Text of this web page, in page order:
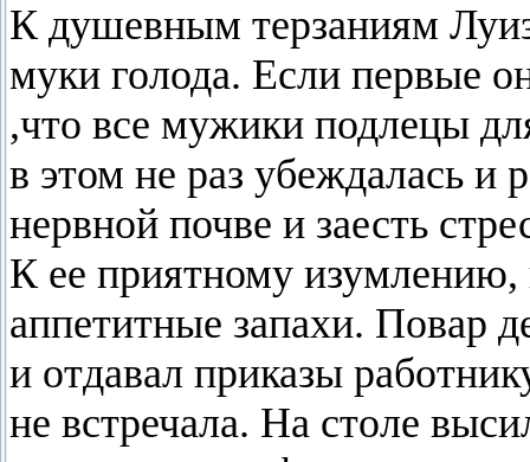
К душевным терзаниям
муки голода. Если первые
,что все мужики подлецы
в этом не раз убеждалась и
нервной почве и заесть
К ее приятному изумлению,
аппетитные запахи. Повар
и отдавал приказы
не встречала. На столе